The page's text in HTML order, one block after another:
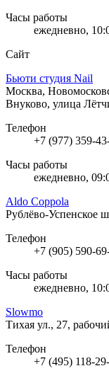
Часы работы
ежедневно,
Сайт
Бьюти студия Nail
Москва,
Внуково, улица
Телефон
+7 (977) 359-
Часы работы
ежедневно,
Aldo Coppola
Рублёво-Успенское
Телефон
+7 (905) 590-
Часы работы
ежедневно,
Slowmo
Тихая ул., 27,
Телефон
+7 (495) 118-